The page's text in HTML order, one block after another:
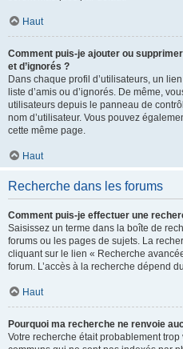
Haut
Comment puis-je ajouter ou
et d’ignorés ?
Dans chaque profil d’utilisateurs, un
liste d’amis ou d’ignorés. De même,
utilisateurs depuis le panneau de
nom d’utilisateur. Vous pouvez
cette même page.
Haut
Recherche dans les forums
Comment puis-je effectuer une
Saisissez un terme dans la boîte de
forums ou les pages de sujets. La
cliquant sur le lien « Recherche
forum. L’accès à la recherche dépend
Haut
Pourquoi ma recherche ne renvoie
Votre recherche était probablement